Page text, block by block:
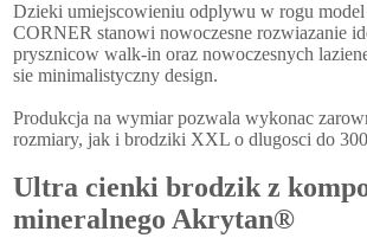
Dzieki umiejscowieniu odplywu w rogu
CORNER stanowi nowoczesne rozwiazanie
prysznicow walk-in oraz nowoczesnych
sie minimalistyczny design.
Produkcja na wymiar pozwala wykonac
rozmiary, jak i brodziki XXL o dlugosci do
Ultra cienki brodzik z
mineralnego Akrytan®